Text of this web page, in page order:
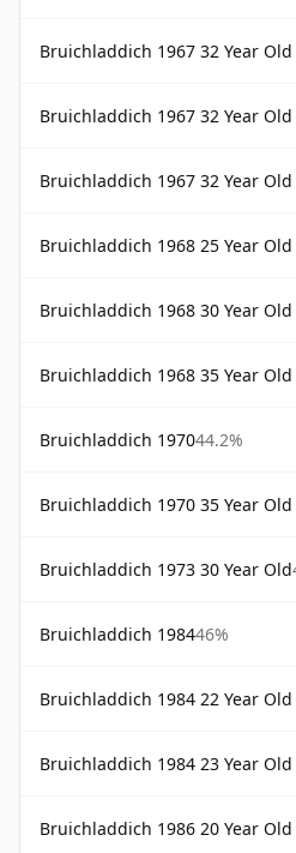
Bruichladdich 1967 32 Year Old
Bruichladdich 1967 32 Year Old Sherry Cask
Bruichladdich 1967 32 Year Old
Bruichladdich 1968 25 Year
Bruichladdich 1968 30 Year Old 10th
Bruichladdich 1968 35 Year Old
Bruichladdich 197044.2%
Bruichladdich 1970 35 Year Old
Bruichladdich 1973 30 Year Old
Bruichladdich 198446%
Bruichladdich 1984 22 Year
Bruichladdich 1984 23 Year
Bruichladdich 1986 20 Year